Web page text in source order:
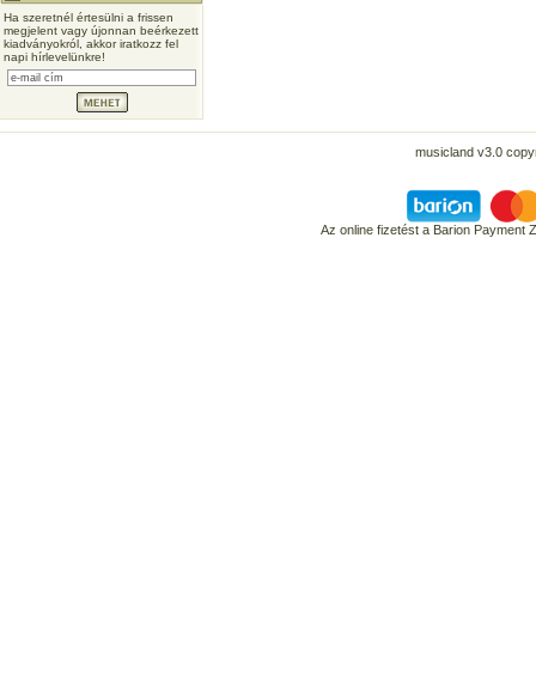
Ha szeretnél értesülni a frissen
megjelent vagy újonnan beérkezett
kiadványokról, akkor iratkozz fel
napi hírlevelünkre!
musicland v3.0
Az online fizetést a Barion Payment